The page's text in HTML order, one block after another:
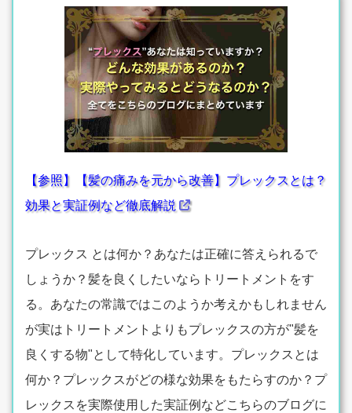
【参照】【髪の痛みを元から改善】プレックスとは？
効果と実証例など徹底解説
プレックス とは何か？あなたは正確に答えられるで
しょうか？髪を良くしたいならトリートメントをす
る。あなたの常識ではこのようか考えかもしれません
が実はトリートメントよりもプレックスの方が"髪を
良くする物"として特化しています。プレックスとは
何か？プレックスがどの様な効果をもたらすのか？プ
レックスを実際使用した実証例などこちらのブログに